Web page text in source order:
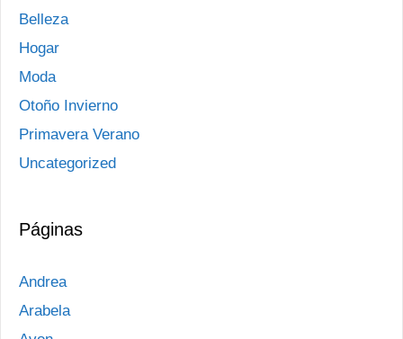
Belleza
Hogar
Moda
Otoño Invierno
Primavera Verano
Uncategorized
Páginas
Andrea
Arabela